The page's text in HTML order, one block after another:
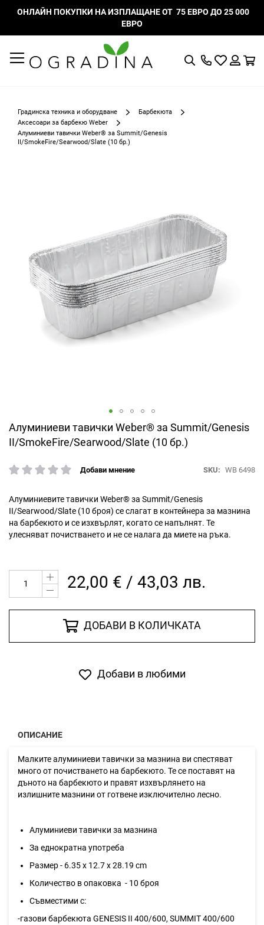
ОНЛАЙН ПОКУПКИ НА ИЗПЛАЩАНЕ ОТ 75 ЕВРО ДО 25 000
ЕВРО
ТърсенеМоят
Градинска техника и оборудване
Барбекюта
Аксесоари за барбекю Weber
Алуминиеви тавички Weber® за Summit/Genesis
II/SmokeFire/Searwood/Slate (10 бр.)
Алуминиеви тавички Weber® за Summit/Genesis
II/SmokeFire/Searwood/Slate (10 бр.)
рейтинг:
Добави мнение SKU WB 6498
Алуминиевите тавички Weber® за Summit/Genesis
II/Searwood/Slate (10 броя) се слагат в контейнера за мазнина
на барбекюто и се изхвърлят, когато се напълнят. Те
улесняват почистването и не се налага да миете на ръка.
22,00 € / 43,03 лв.
ДОБАВИ В КОЛИЧКАТА
Добави в любими
Преминете
към
началото
галерия
снимки
ОПИСАНИЕ
Малките алуминиеви тавички за мазнина ви спестяват
много от почистването на барбекюто. Те се поставят на
дъното на барбекюто и правят изхвърлянето на
излишните мазнини от готвене изключително лесно.
Алуминиеви тавички за мазнина
За еднократна употреба
Размер - 6.35 x 12.7 x 28.19 cm
Количество в опаковка - 10 броя
Съвместими с:
-газови барбекюта GENESIS II 400/600, SUMMIT 400/600